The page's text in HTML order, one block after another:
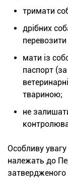
тримати
дрібних
мати із
паспорт (за
твариною;
не
Особливу
належать до
затвердженого